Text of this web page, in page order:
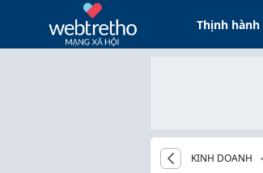
Thịnh hành
KINH DOANH